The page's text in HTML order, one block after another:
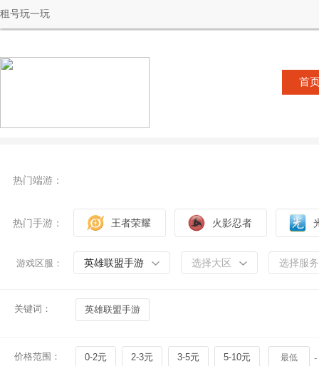
租号玩一玩
首
热门端游：
热门手游： 王者荣耀 火影忍者
游戏区服： 英雄联盟手游 选择大区 选择服
关键词： 英雄联盟手游
价格范围： 0-2元 2-3元 3-5元 5-10元 -